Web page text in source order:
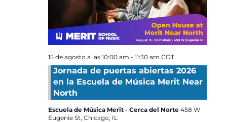
Jornada de puertas abiertas 2026
en la Escuela de Música Merit Near
North
15 de agosto a las 10:00 am - 11:30 am CDT
Escuela de Música Merit - Cerca del Norte 458 W
Eugenie St, Chicago, IL